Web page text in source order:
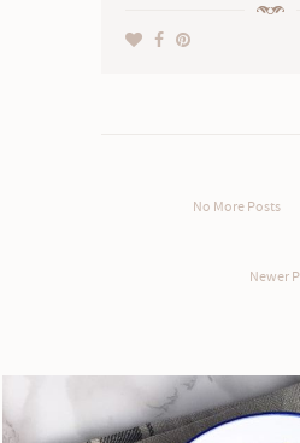
No More Posts
Newer